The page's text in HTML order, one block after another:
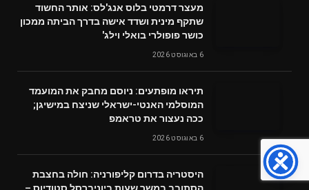
מעצר דרמטי בלוס אנג'לס: אותר החשוד
שתקף מינית ושדד אישה בדרך הביתה ממכון
כושר פופולרי בואלי וילג'
6 באוגוסט 2026
תיראו מופתעים: ניוסם מחבק את המועמד
המוסלמי האנטי-ישראלי שניצח במישיגן;
ככה נעצור את טראמפ
6 באוגוסט 2026
היסטריה בדרום קליפורניה: חולה בחצבת